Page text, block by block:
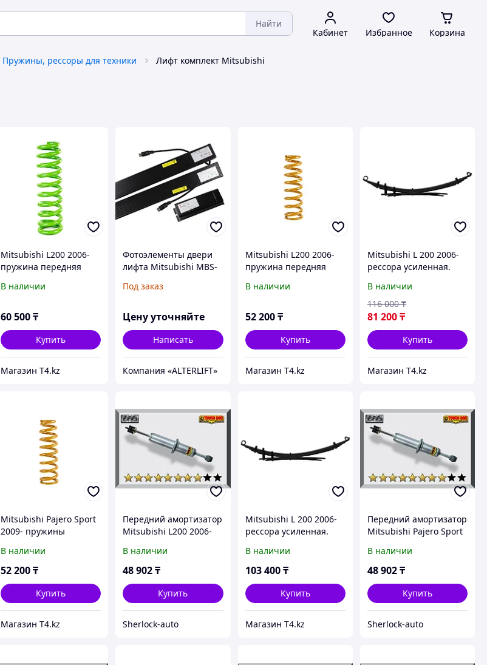
Найти
Кабинет Избранное Корзина
Пружины, рессоры для техники Лифт комплект Mitsubishi
Mitsubishi L200 2006-
пружина передняя
Доп нагрузка 50 кг -
В наличии
60 500₸
Купить
Магазин T4.kz
Фотоэлементы двери
лифта Mitsubishi MBS-
Под заказ
Цену уточняйте
Написать
Компания «ALTERLIFT»
Mitsubishi L200 2006-
пружина передняя
см. Доп нагрузка 50 кг -
В наличии
52 200 ₸
Купить
Магазин T4.kz
Mitsubishi L 200 2006-
рессора усиленная.
нагрузка 300 кг
постоянно - IRONMAN
4X4
В наличии
81 200₸
116 000 ₸
Купить
Магазин T4.kz
Mitsubishi Pajero Sport
2009- пружины
Лифт 2.5 см. Доп
нагрузка 50 кг - TOUGH
В наличии
52 200₸
Купить
Магазин T4.kz
Передний амортизатор
Mitsubishi L200 2006-
В наличии
48 902₸
Купить
Sherlock-auto
Mitsubishi L 200 2006-
рессора усиленная.
нагрузка 300 кг -
IRONMAN 4X4
В наличии
103 400 ₸
Купить
Магазин T4.kz
Передний амортизатор
Mitsubishi Pajero Sport
В наличии
48 902₸
Купить
Sherlock-auto